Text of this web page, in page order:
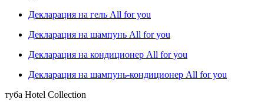
Декларация на гель All for you
Декларация на шампунь All for you
Декларация на кондиционер All for you
Декларация на шампунь-кондиционер All for you
туба Hotel Collection